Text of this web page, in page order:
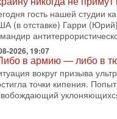
после ракетной атаки
07-2026, 18:28
взбешен атакой на
Израиль меняет курс
телеканала ITON-TV
в прошлом -
АМАН, глава
и
гость нашей студии
(в отставке) Гарри
2026, 19:07
в армию — либо в
вокруг призыва
точки кипения.